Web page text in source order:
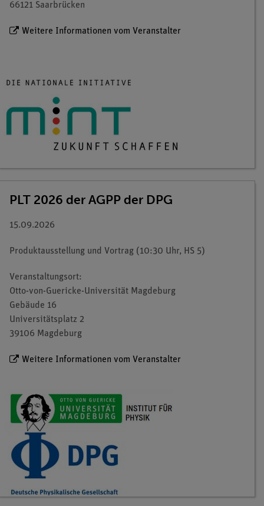
66121 Saarbrücken
Weitere Informationen vom Veranstalter
PLT 2026 der AGPP der DPG
15.09.2026
Produktausstellung und Vortrag (10:30 Uhr, HS 5)
Veranstaltungsort:
Otto-von-Guericke-Universität Magdeburg
Gebäude 16
Universitätsplatz 2
39106 Magdeburg
Weitere Informationen vom Veranstalter